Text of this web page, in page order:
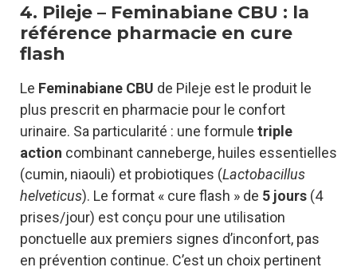
4. Pileje – Feminabiane CBU : la
référence pharmacie en cure
flash
Le Feminabiane CBU de Pileje est le produit le
plus prescrit en pharmacie pour le confort
urinaire. Sa particularité : une formule triple
action combinant canneberge, huiles essentielles
(cumin, niaouli) et probiotiques (Lactobacillus
helveticus). Le format « cure flash » de 5 jours (4
prises/jour) est conçu pour une utilisation
ponctuelle aux premiers signes d’inconfort, pas
en prévention continue. C’est un choix pertinent